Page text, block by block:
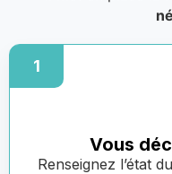
1
Vous
Renseignez l’état